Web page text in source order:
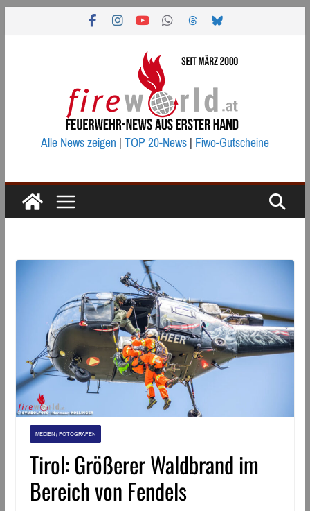
Alle News zeigen|TOP 20-News|Fiwo-Gutscheine
MEDIEN / FOTOGRAFEN
Tirol: Größerer Waldbrand im
Bereich von Fendels